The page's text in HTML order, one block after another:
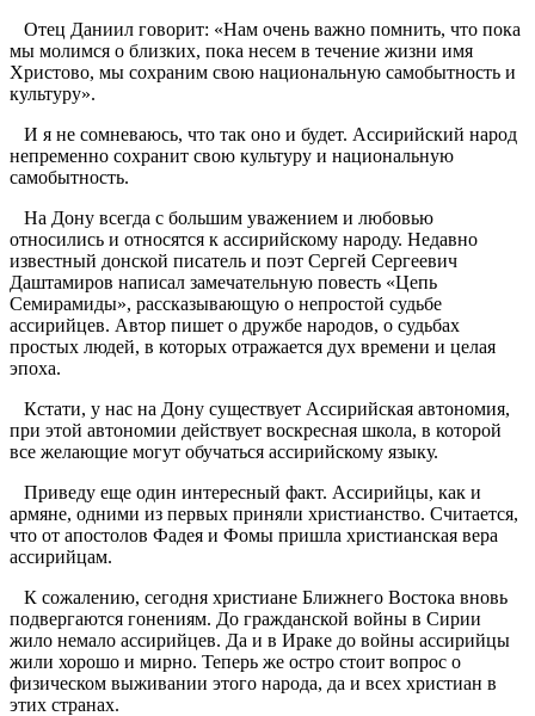
Отец Даниил говорит: «Нам очень важно помнить, что пока
мы молимся о близких, пока несем в течение жизни имя
Христово, мы сохраним свою национальную самобытность и
культуру».
И я не сомневаюсь, что так оно и будет. Ассирийский народ
непременно сохранит свою культуру и национальную
самобытность.
На Дону всегда с большим уважением и любовью
относились и относятся к ассирийскому народу. Недавно
известный донской писатель и поэт Сергей Сергеевич
Даштамиров написал замечательную повесть «Цепь
Семирамиды», рассказывающую о непростой судьбе
ассирийцев. Автор пишет о дружбе народов, о судьбах
простых людей, в которых отражается дух времени и целая
эпоха.
Кстати, у нас на Дону существует Ассирийская автономия,
при этой автономии действует воскресная школа, в которой
все желающие могут обучаться ассирийскому языку.
Приведу еще один интересный факт. Ассирийцы, как и
армяне, одними из первых приняли христианство. Считается,
что от апостолов Фадея и Фомы пришла христианская вера
ассирийцам.
К сожалению, сегодня христиане Ближнего Востока вновь
подвергаются гонениям. До гражданской войны в Сирии
жило немало ассирийцев. Да и в Ираке до войны ассирийцы
жили хорошо и мирно. Теперь же остро стоит вопрос о
физическом выживании этого народа, да и всех христиан в
этих странах.